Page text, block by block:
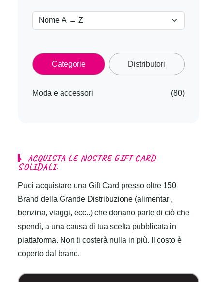
ACQUISTA LE NOSTRE GIFT CARD
SOLIDALI.
Puoi acquistare una Gift Card presso oltre 150
Brand della Grande Distribuzione (alimentari,
benzina, viaggi, ecc..) che donano parte di ciò che
spendi, a una causa di tua scelta pubblicata in
piattaforma. Non ti costerà nulla in più. Il costo è
coperto dal brand.
Categorie Distributori
Moda e accessori (80)